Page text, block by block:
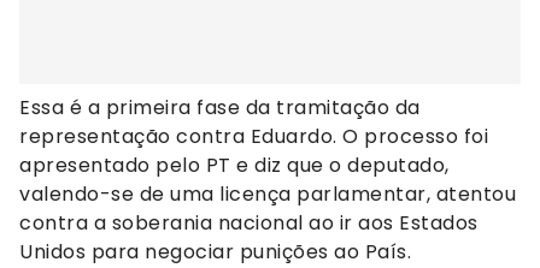
Essa é a primeira fase da tramitação da
representação contra Eduardo. O processo foi
apresentado pelo PT e diz que o deputado,
valendo-se de uma licença parlamentar, atentou
contra a soberania nacional ao ir aos Estados
Unidos para negociar punições ao País.